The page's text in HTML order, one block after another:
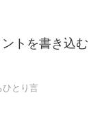
ントを書き込む
ひとり言